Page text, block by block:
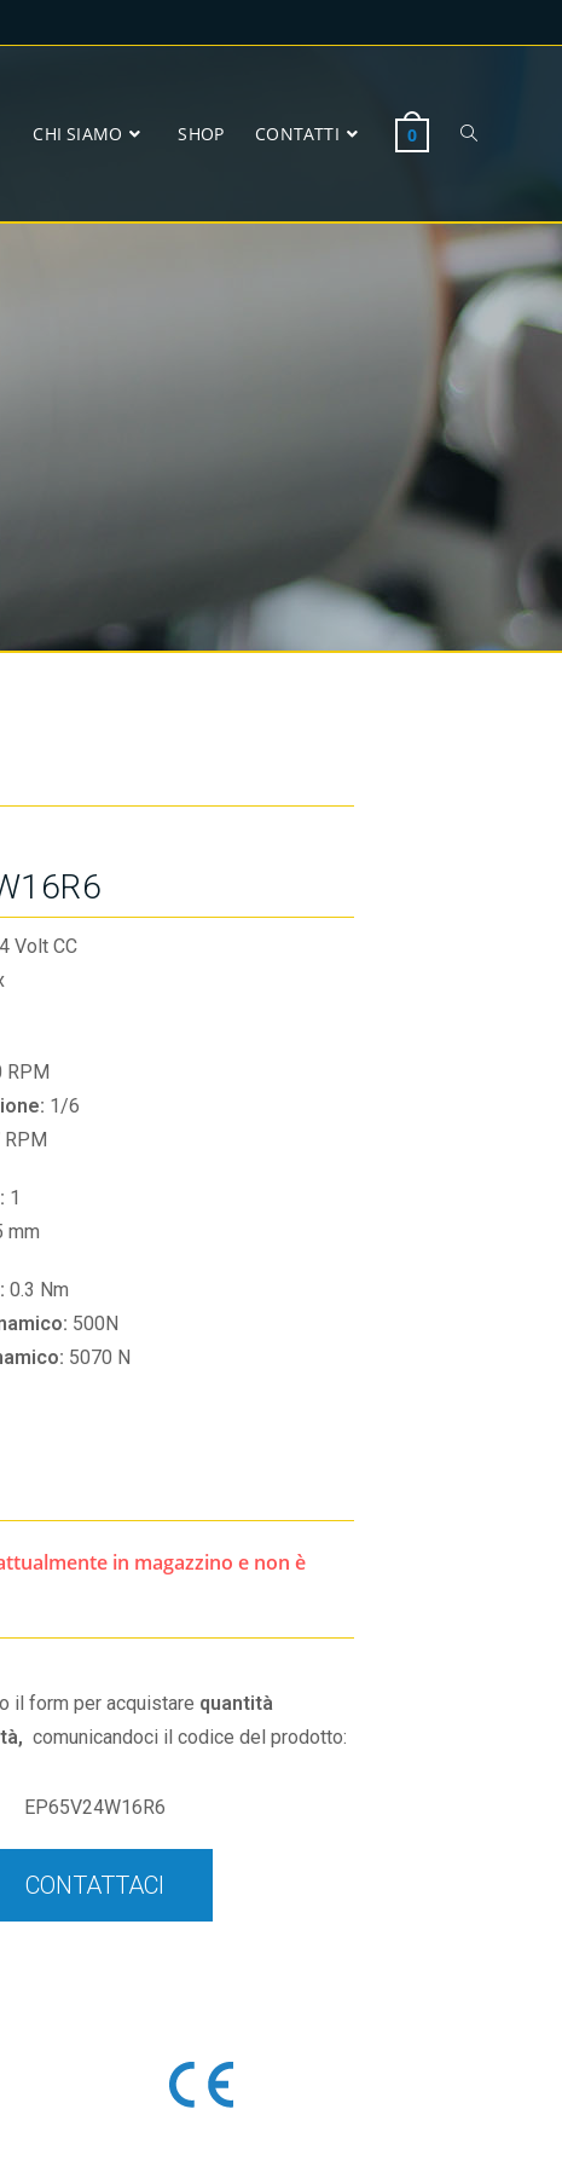
CHI SIAMO SHOP CONTATTI 0
Volt CC
RPM
1/6
1
mm
0.3 Nm
500N
5070 N
in magazzino e non è
il form per acquistare quantità
comunicandoci il codice del prodotto:
EP65V24W16R6
CONTATTACI